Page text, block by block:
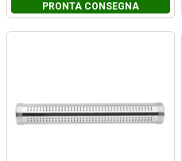
PRONTA CONSEGNA